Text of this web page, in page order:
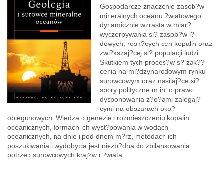
Gospodarcze znaczenie zasob?w
mineralnych oceanu ?wiatowego
dynamicznie wzrasta w miar?
wyczerpywania si? zasob?w l?
dowych, rosn?cych cen kopalin oraz
zwi?kszaj?cej si? populacji ludzi.
Skutkiem tych proces?w s? zak??
cenia na mi?dzynarodowym rynku
surowcowym oraz nasilaj?ce si?
spory polityczne m.in. o prawo
dysponowania z?o?ami zalegaj?
cymi na obszarach oko?
obiegunowych. Wiedza o genezie i rozmieszczeniu kopalin
oceanicznych, formach ich wyst?powania w wodach
oceanicznych, na dnie i pod dnem m?rz, metodach ich
poszukiwania i wydobycia jest niezb?dna do zbilansowania
potrzeb surowcowych kraj?w i ?wiata.